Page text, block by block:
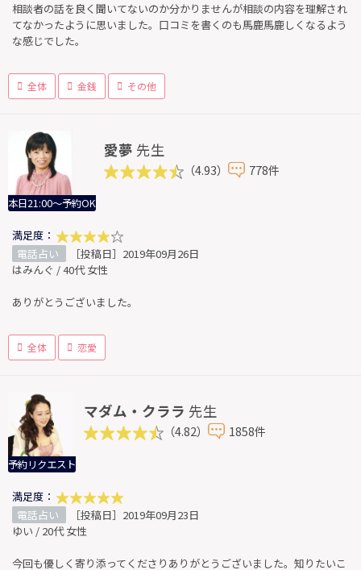
相談者の話を良く聞いてないのか分かりませんが相談の内容を理解され
てなかったように思いました。口コミを書くのも馬鹿馬鹿しくなるよう
な感じでした。
全体 金銭 その他
本日21:00～予約OK
愛夢 先生
（4.93） 778件
満足度：
電話占い
［投稿日］2019年09月26日
はみんぐ / 40代 女性
ありがとうございました。
全体 恋愛
予約リクエスト
マダム・クララ 先生
（4.82） 1858件
満足度：
電話占い
［投稿日］2019年09月23日
ゆい / 20代 女性
今回も優しく寄り添ってくださりありがとうございました。知りたいこ